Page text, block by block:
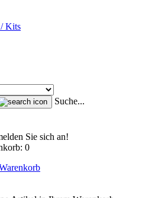
Kits
Suche...
Sie sich an!
0